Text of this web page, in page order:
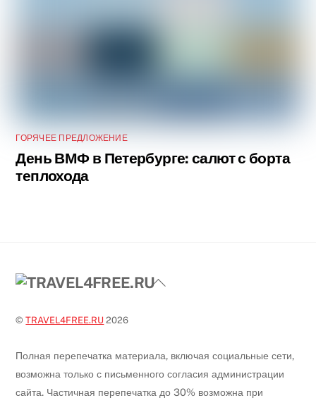
ГОРЯЧЕЕ ПРЕДЛОЖЕНИЕ
День ВМФ в Петербурге: салют с борта
теплохода
Back
©TRAVEL4FREE.RU 2026
Полная перепечатка материала, включая социальные сети,
возможна только с письменного согласия администрации
сайта. Частичная перепечатка до 30% возможна при